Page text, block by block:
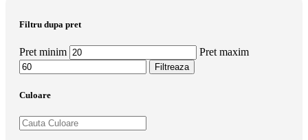
Filtru dupa pret
Pret minim Pret maxim
Filtreaza
Culoare